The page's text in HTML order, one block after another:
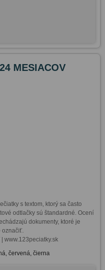
MESIACOV
s textom, ktorý sa často
odtlačky sú štandardné. Ocení
dokumenty, ktoré je
označiť.
www.123peciatky.sk
červená, čierna